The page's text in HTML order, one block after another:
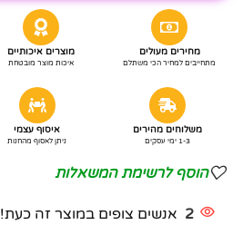
מחירים מעולים
מתחייבים למחיר הכי משתלם
מוצרים איכותיים
איכות מוצר מובטחת
משלוחים מהירים
1-3 ימי עסקים
איסוף עצמי
ניתן לאסוף מהחנות
הוסף לרשימת המשאלות
2 אנשים צופים במוצר זה כעת!